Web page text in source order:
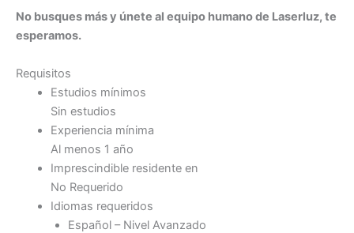
No busques más y únete al equipo humano de Laserluz, te
esperamos.
Requisitos
Estudios mínimos
Sin estudios
Experiencia mínima
Al menos 1 año
Imprescindible residente en
No Requerido
Idiomas requeridos
Español – Nivel Avanzado